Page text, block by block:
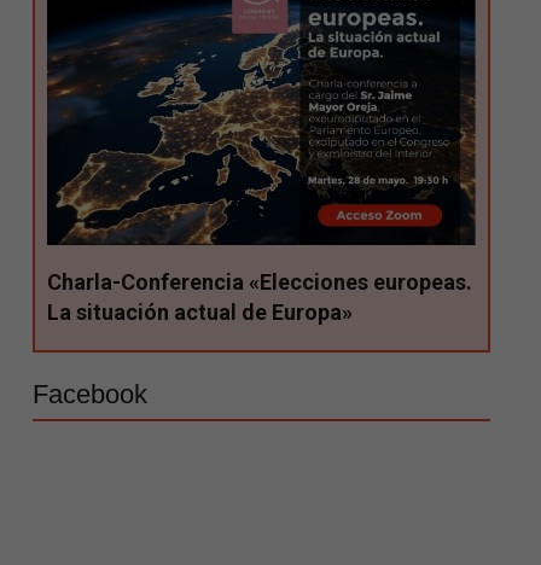
Charla-Conferencia «Elecciones europeas.
La situación actual de Europa»
Facebook